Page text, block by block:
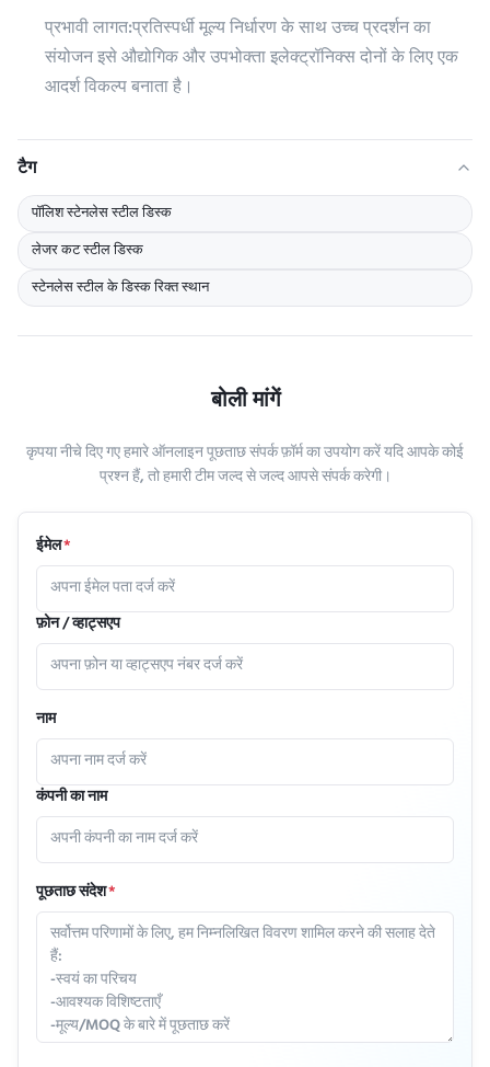
प्रभावी लागत:प्रतिस्पर्धी मूल्य निर्धारण के साथ उच्च प्रदर्शन का
संयोजन इसे औद्योगिक और उपभोक्ता इलेक्ट्रॉनिक्स दोनों के लिए एक
आदर्श विकल्प बनाता है।
टैग
पॉलिश स्टेनलेस स्टील डिस्क
लेजर कट स्टील डिस्क
स्टेनलेस स्टील के डिस्क रिक्त स्थान
बोली मांगें
कृपया नीचे दिए गए हमारे ऑनलाइन पूछताछ संपर्क फ़ॉर्म का उपयोग करें यदि आपके कोई
प्रश्न हैं, तो हमारी टीम जल्द से जल्द आपसे संपर्क करेगी।
ईमेल*
फ़ोन / व्हाट्सएप
नाम
कंपनी का नाम
पूछताछ संदेश*